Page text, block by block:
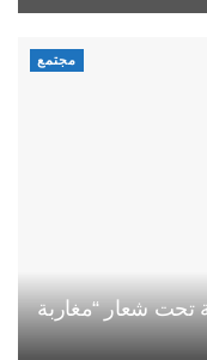
مجتمع
تحت شعار “مغاربة